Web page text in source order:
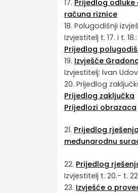
17. Prijedlog
računa riznice
18. Polugodišnji
Izvjestitelj t. 17. i t.
Prijedlog
19. Izvješće
Izvjestitelj: Ivan
20. Prijedlog
Prijedlog zaključka
Prijedlozi obrazaca
21. Prijedlog
međunarodnu
22. Prijedlog
Izvjestitelj t. 20.- t.
23. Izvješće o